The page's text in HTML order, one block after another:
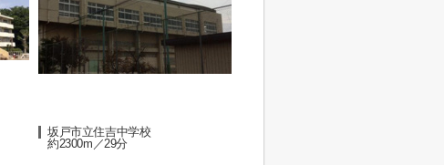
坂戸市立住吉中学校
約2300m／29分